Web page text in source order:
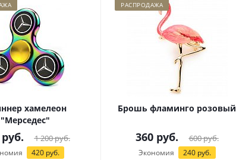
хамелеон
"Мерседес"
1 200руб.
420руб.
РАСПРОДАЖА
Брошь фламинго розовый
360руб. 600руб.
Экономия 240руб.